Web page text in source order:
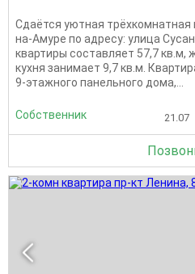
Сдаётся уютная
на-Амуре по адресу: улица
квартиры составляет 57,7 кв.м,
кухня занимает 9,7 кв.м.
9-этажного панельного дома,...
Собственник 21.07